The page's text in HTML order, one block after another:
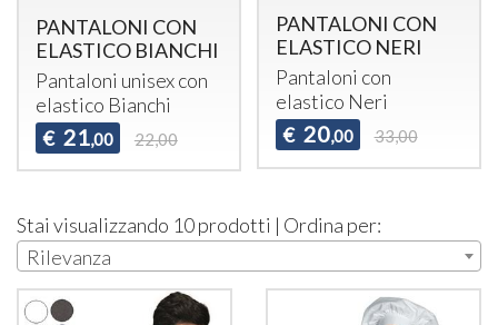
PANTALONI CON
ELASTICO BIANCHI
Pantaloni unisex con
elastico Bianchi
€ 21,00 22,00
PANTALONI CON
ELASTICO NERI
Pantaloni con
elastico Neri
€ 20,00 33,00
Stai visualizzando 10 prodotti | Ordina per:
Rilevanza